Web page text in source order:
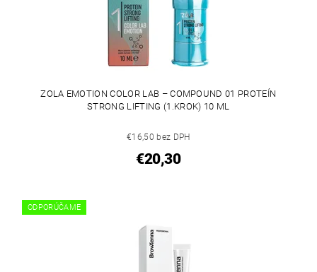
ZOLA EMOTION COLOR LAB – COMPOUND 01 PROTEÍN
STRONG LIFTING (1.KROK) 10 ML
€16,50 bez DPH
€20,30
ODPORÚČAME